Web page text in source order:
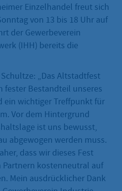
Einzelhandel freut sich
von 13 bis 18 Uhr auf
der Gewerbeverein
(IHH) bereits die
„Das Altstadtfest
fester Bestandteil unseres
ein wichtiger Treffpunkt für
Vor dem Hintergrund
ist uns bewusst,
abgewogen werden muss.
dass wir dieses Fest
kostenneutral auf
Mein ausdrücklicher Dank